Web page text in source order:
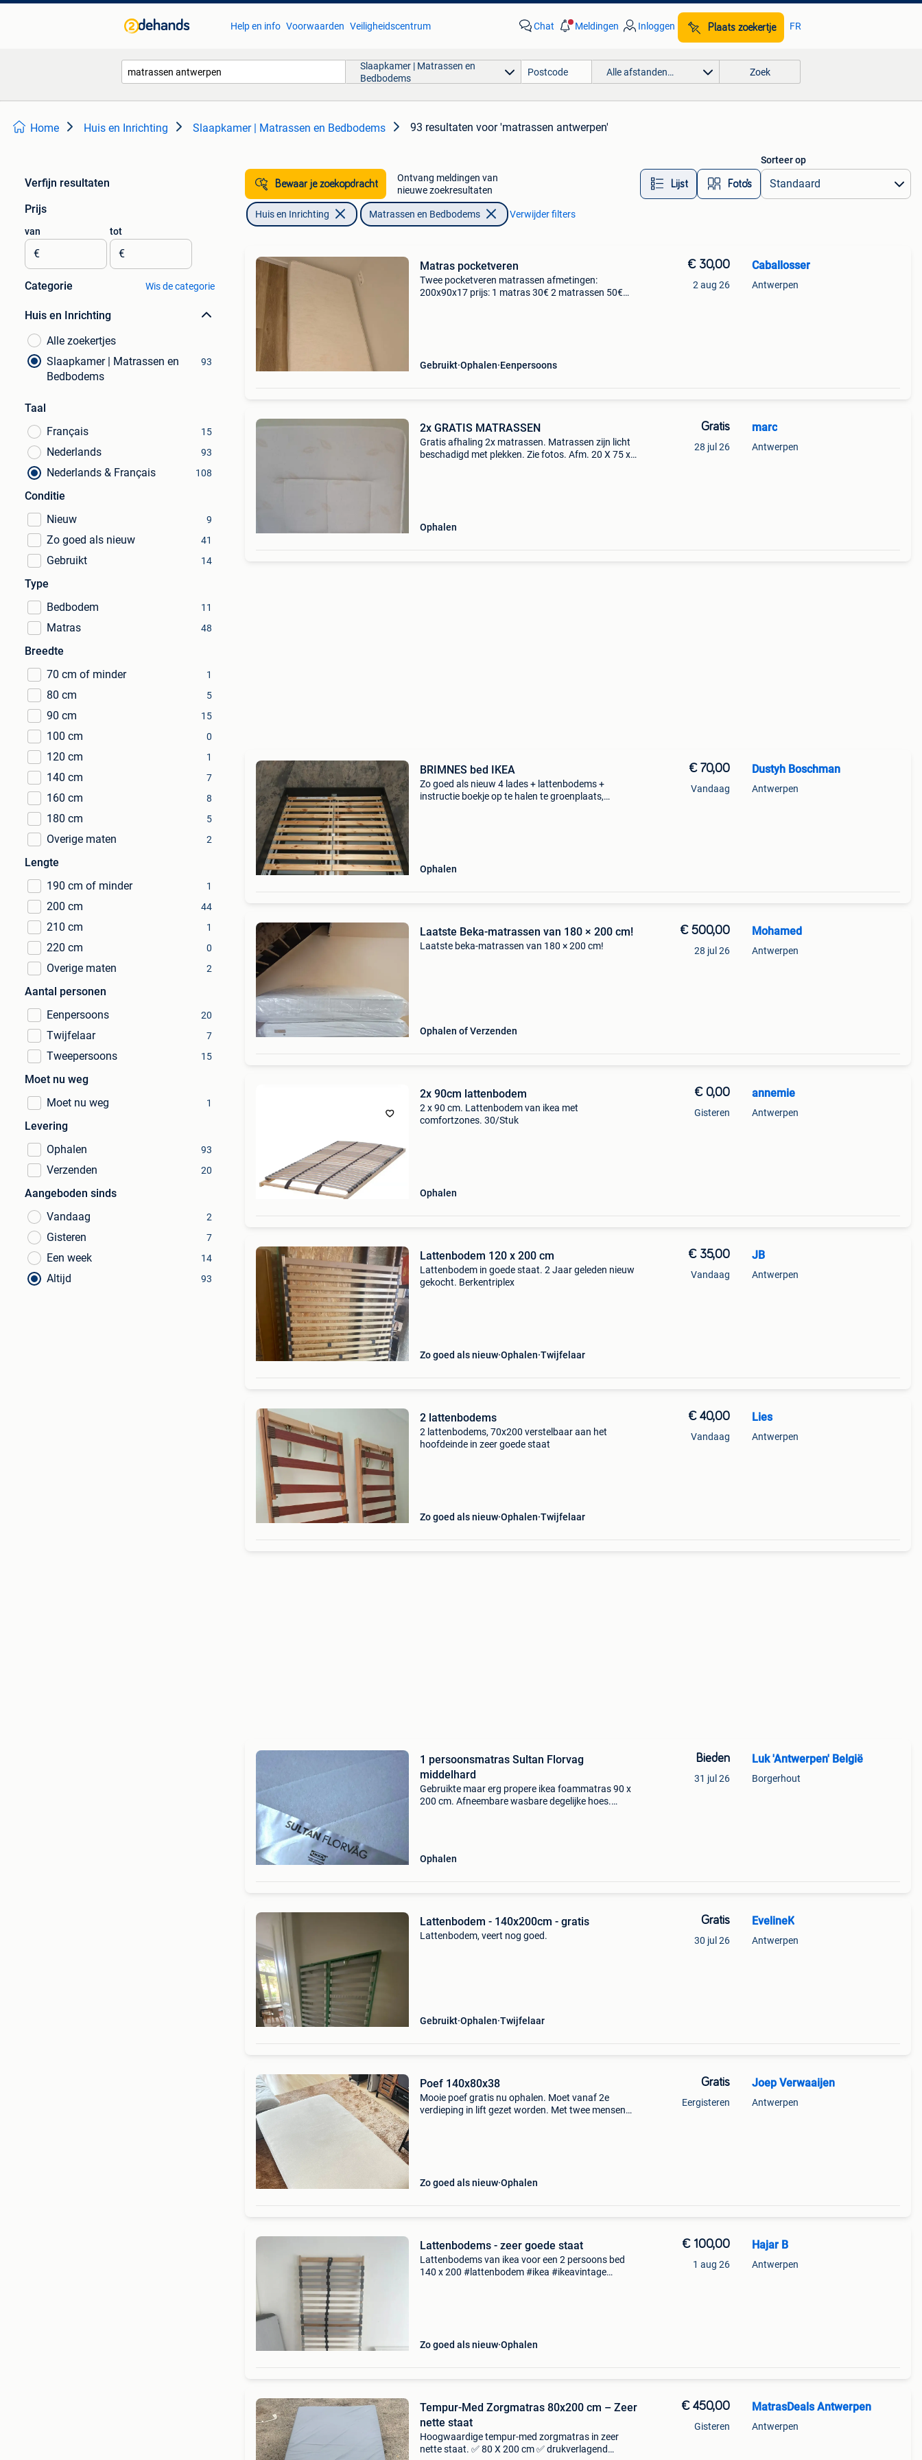
Help en info Voorwaarden Veiligheidscentrum Chat Meldingen Inloggen Plaats zoekertje FR
Slaapkamer | Matrassen en
Bedbodems
Alle afstanden… Zoek
Home Huis en Inrichting Slaapkamer | Matrassen en Bedbodems 93 resultaten voor 'matrassen antwerpen'
Verfijn resultaten
Prijs
van
€
tot
€
Categorie Wis de categorie
Huis en Inrichting
Alle zoekertjes
Slaapkamer | Matrassen en
Bedbodems
93
Taal
Français
15
Nederlands 93
Nederlands & Français 108
Conditie
Nieuw
9
Zo goed als nieuw 41
Gebruikt 14
Type
Bedbodem
11
Matras 48
Breedte
70 cm of minder
1
80 cm 5
90 cm 15
100 cm 0
120 cm 1
140 cm 7
160 cm 8
180 cm 5
Overige maten 2
Lengte
190 cm of minder
1
200 cm 44
210 cm 1
220 cm 0
Overige maten 2
Aantal personen
Eenpersoons
20
Twijfelaar 7
Tweepersoons 15
Moet nu weg
Moet nu weg
1
Levering
Ophalen
93
Verzenden 20
Aangeboden sinds
Vandaag
2
Gisteren 7
Een week 14
Altijd 93
Bewaar je zoekopdracht
Ontvang meldingen van
nieuwe zoekresultaten
Lijst Foto’s
Sorteer op
Huis en Inrichting Matrassen en Bedbodems Verwijder filters
Matras pocketveren
Twee pocketveren matrassen afmetingen:
200x90x17 prijs: 1 matras 30€ 2 matrassen 50€
Gebruikt Ophalen Eenpersoons
€ 30,00
2 aug 26
Caballosser
Antwerpen
2x GRATIS MATRASSEN
Gratis afhaling 2x matrassen. Matrassen zijn licht
beschadigd met plekken. Zie fotos. Afm. 20 X 75 x
Ophalen
Gratis
28 jul 26
marc
Antwerpen
BRIMNES bed IKEA
Zo goed als nieuw 4 lades + lattenbodems +
instructie boekje op te halen te groenplaats,
Ophalen
€ 70,00
Vandaag
Dustyh Boschman
Antwerpen
Laatste Beka-matrassen van 180 × 200 cm!
Laatste beka-matrassen van 180 × 200 cm!
Ophalen of Verzenden
€ 500,00
28 jul 26
Mohamed
Antwerpen
2x 90cm lattenbodem
2 x 90 cm. Lattenbodem van ikea met
comfortzones. 30/Stuk
Ophalen
€ 0,00
Gisteren
annemie
Antwerpen
Lattenbodem 120 x 200 cm
Lattenbodem in goede staat. 2 Jaar geleden nieuw
gekocht. Berkentriplex
Zo goed als nieuw Ophalen Twijfelaar
€ 35,00
Vandaag
JB
Antwerpen
2 lattenbodems
2 lattenbodems, 70x200 verstelbaar aan het
hoofdeinde in zeer goede staat
Zo goed als nieuw Ophalen Twijfelaar
€ 40,00
Vandaag
Lies
Antwerpen
1 persoonsmatras Sultan Florvag
middelhard
Gebruikte maar erg propere ikea foammatras 90 x
200 cm. Afneembare wasbare degelijke hoes.
Ophalen
Bieden
31 jul 26
Luk 'Antwerpen' België
Borgerhout
Lattenbodem - 140x200cm - gratis
Lattenbodem, veert nog goed.
Gebruikt Ophalen Twijfelaar
Gratis
30 jul 26
EvelineK
Antwerpen
Poef 140x80x38
Mooie poef gratis nu ophalen. Moet vanaf 2e
verdieping in lift gezet worden. Met twee mensen
Zo goed als nieuw Ophalen
Gratis
Eergisteren
Joep Verwaaijen
Antwerpen
Lattenbodems - zeer goede staat
Lattenbodems van ikea voor een 2 persoons bed
140 x 200 #lattenbodem #ikea #ikeavintage
Zo goed als nieuw Ophalen
€ 100,00
1 aug 26
Hajar B
Antwerpen
Tempur-Med Zorgmatras 80x200 cm – Zeer
nette staat
Hoogwaardige tempur-med zorgmatras in zeer
nette staat. ✅ 80 X 200 cm ✅ drukverlagend
€ 450,00
Gisteren
MatrasDeals Antwerpen
Antwerpen